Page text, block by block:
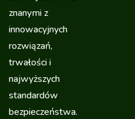
znanymi z
innowacyjnych
rozwiązań,
trwałości i
najwyższych
standardów
bezpieczeństwa.